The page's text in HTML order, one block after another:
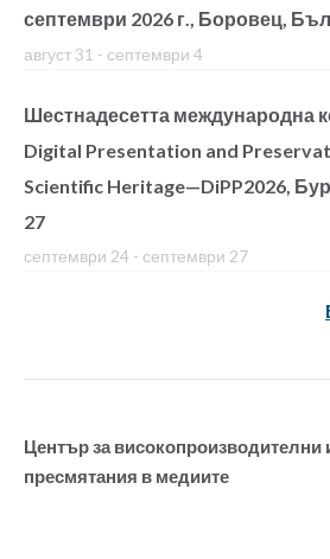
септември 2026 г., Боровец,
август 31 - септември 4
Шестнадесетта международна
Digital Presentation and
Scientific Heritage—DiPP2026,
27
септември 24 - септември 27
Център за високопроизводителни
пресмятания в медиите